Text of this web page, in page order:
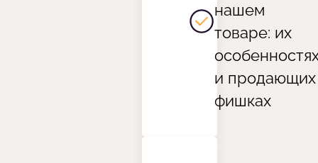
нашем
товаре: их
и продающих
фишках